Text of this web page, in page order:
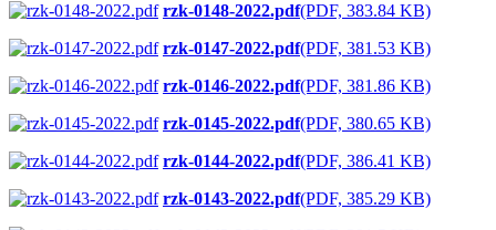
rzk-0148-2022.pdf(PDF, 383.84 KB)
rzk-0147-2022.pdf(PDF, 381.53 KB)
rzk-0146-2022.pdf(PDF, 381.86 KB)
rzk-0145-2022.pdf(PDF, 380.65 KB)
rzk-0144-2022.pdf(PDF, 386.41 KB)
rzk-0143-2022.pdf(PDF, 385.29 KB)